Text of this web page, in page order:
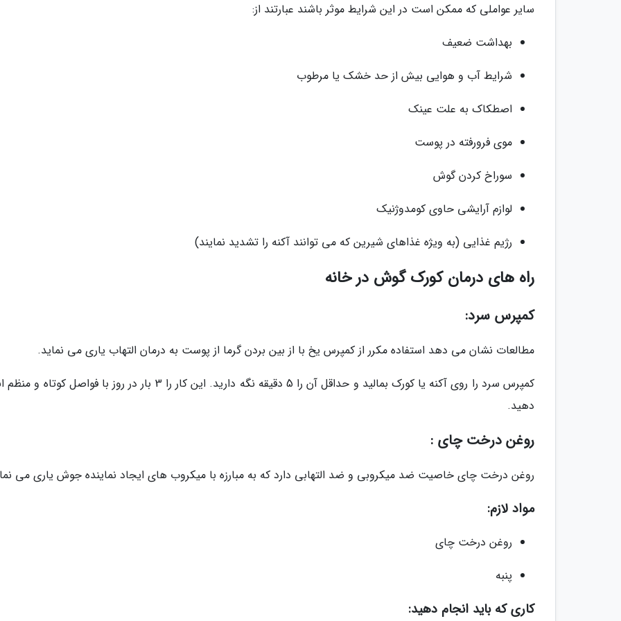
سایر عواملی که ممکن است در این شرایط موثر باشند عبارتند از:
بهداشت ضعیف
شرایط آب و هوایی بیش از حد خشک یا مرطوب
اصطکاک به علت عینک
موی فرورفته در پوست
سوراخ کردن گوش
لوازم آرایشی حاوی کومدوژنیک
رژیم غذایی (به ویژه غذاهای شیرین که می توانند آکنه را تشدید نمایند)
راه های درمان کورک گوش در خانه
کمپرس سرد:
مطالعات نشان می دهد استفاده مکرر از کمپرس یخ با از بین بردن گرما از پوست به درمان التهاب یاری می نماید.
کمپرس سرد را روی آکنه یا کورک بمالید و حداقل آن را 5 دقیقه نگه دارید. این کار را 3 بار در روز با فواصل
دهید.
روغن درخت چای :
روغن درخت چای خاصیت ضد میکروبی و ضد التهابی دارد که به مبارزه با میکروب های ایجاد نماینده جوش یاری می
مواد لازم:
روغن درخت چای
پنبه
کاری که باید انجام دهید: